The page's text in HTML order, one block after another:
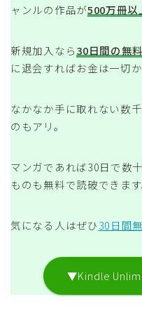
ャンルの作品が500万冊以
新規加入なら30日間の無
に退会すればお金は一切か
なかなか手に取れない数
のもアリ。
マンガであれば30日で数
ものも無料で読破できます
気になる人はぜひ30日間
▼Kindle